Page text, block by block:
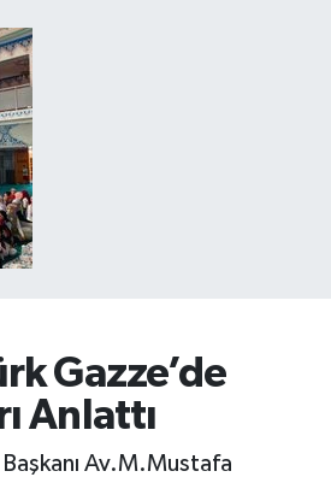
Gazze’de
Anlattı
Av.M.Mustafa